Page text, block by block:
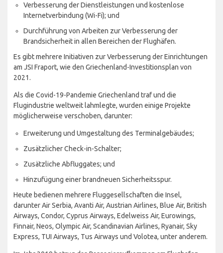
Verbesserung der Dienstleistungen und kostenlose
Internetverbindung (Wi-Fi); und
Durchführung von Arbeiten zur Verbesserung der
Brandsicherheit in allen Bereichen der Flughäfen.
Es gibt mehrere Initiativen zur Verbesserung der Einrichtungen
am JSI Fraport, wie den Griechenland-Investitionsplan von
2021.
Als die Covid-19-Pandemie Griechenland traf und die
Flugindustrie weltweit lahmlegte, wurden einige Projekte
möglicherweise verschoben, darunter:
Erweiterung und Umgestaltung des Terminalgebäudes;
Zusätzlicher Check-in-Schalter;
Zusätzliche Abfluggates; und
Hinzufügung einer brandneuen Sicherheitsspur.
Heute bedienen mehrere Fluggesellschaften die Insel,
darunter Air Serbia, Avanti Air, Austrian Airlines, Blue Air, British
Airways, Condor, Cyprus Airways, Edelweiss Air, Eurowings,
Finnair, Neos, Olympic Air, Scandinavian Airlines, Ryanair, Sky
Express, TUI Airways, Tus Airways und Volotea, unter anderem.